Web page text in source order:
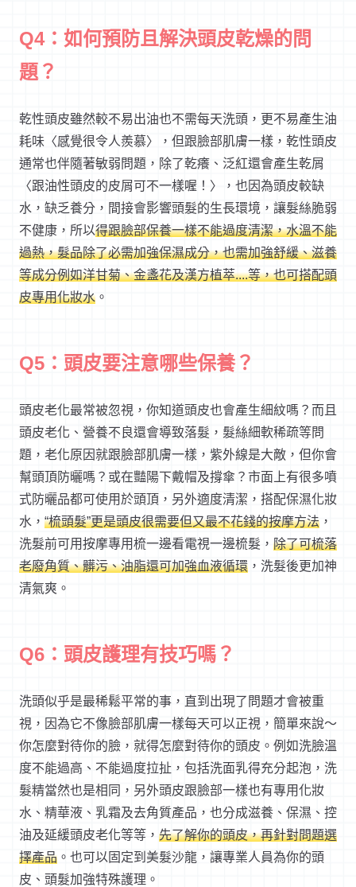
Q4：如何預防且解決頭皮乾燥的問
題？
乾性頭皮雖然較不易出油也不需每天洗頭，更不易產生油
耗味〈感覺很令人羨慕〉，但跟臉部肌膚一樣，乾性頭皮
通常也伴隨著敏弱問題，除了乾癢、泛紅還會產生乾屑
〈跟油性頭皮的皮屑可不一樣喔！〉，也因為頭皮較缺
水，缺乏養分，間接會影響頭髮的生長環境，讓髮絲脆弱
不健康，所以得跟臉部保養一樣不能過度清潔，水溫不能
過熱，髮品除了必需加強保濕成分，也需加強舒緩、滋養
等成分例如洋甘菊、金盞花及漢方植萃....等，也可搭配頭
皮專用化妝水 。
Q5：頭皮要注意哪些保養？
頭皮老化最常被忽視，你知道頭皮也會產生細紋嗎？而且
頭皮老化、營養不良還會導致落髮，髮絲細軟稀疏等問
題，老化原因就跟臉部肌膚一樣，紫外線是大敵，但你會
幫頭頂防曬嗎？或在豔陽下戴帽及撐傘？市面上有很多噴
式防曬品都可使用於頭頂，另外適度清潔，搭配保濕化妝
水， “梳頭髮”更是頭皮很需要但又最不花錢的按摩方法 ，
洗髮前可用按摩專用梳一邊看電視一邊梳髮， 除了可梳落
老廢角質、髒污、油脂還可加強血液循環 ，洗髮後更加神
清氣爽。
Q6：頭皮護理有技巧嗎？
洗頭似乎是最稀鬆平常的事，直到出現了問題才會被重
視，因為它不像臉部肌膚一樣每天可以正視，簡單來說～
你怎麼對待你的臉，就得怎麼對待你的頭皮。例如洗臉溫
度不能過高、不能過度拉扯，包括洗面乳得充分起泡，洗
髮精當然也是相同，另外頭皮跟臉部一樣也有專用化妝
水、精華液、乳霜及去角質產品，也分成滋養、保濕、控
油及延緩頭皮老化等等， 先了解你的頭皮，再針對問題選
擇產品 。也可以固定到美髮沙龍，讓專業人員為你的頭
皮、頭髮加強特殊護理。